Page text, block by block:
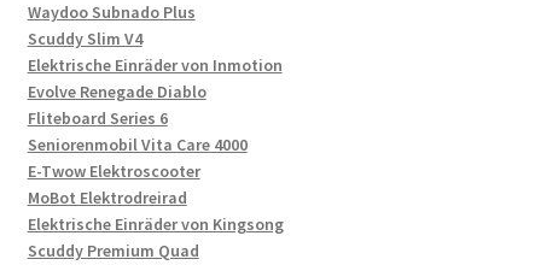
Waydoo Subnado Plus
Scuddy Slim V4
Elektrische Einräder von Inmotion
Evolve Renegade Diablo
Fliteboard Series 6
Seniorenmobil Vita Care 4000
E-Twow Elektroscooter
MoBot Elektrodreirad
Elektrische Einräder von Kingsong
Scuddy Premium Quad